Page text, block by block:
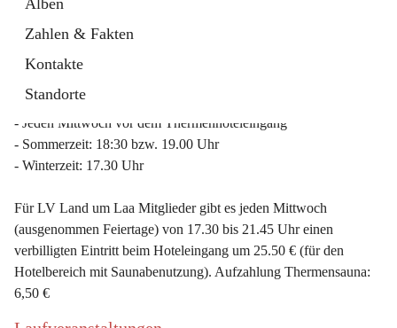
Alben
Zahlen & Fakten
Kontakte
Standorte
Mitgliederinfo 2026
Lauftreff
- Jeden Mittwoch vor dem Thermenhoteleingang
- Sommerzeit: 18:30 bzw. 19.00 Uhr
- Winterzeit: 17.30 Uhr
Für LV Land um Laa Mitglieder gibt es jeden Mittwoch
(ausgenommen Feiertage) von 17.30 bis 21.45 Uhr einen
verbilligten Eintritt beim Hoteleingang um 25.50 € (für den
Hotelbereich mit Saunabenutzung). Aufzahlung Thermensauna:
6,50 €